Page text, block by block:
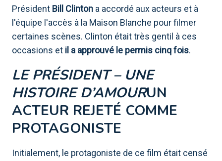
Président Bill Clinton a accordé aux acteurs et à
l'équipe l'accès à la Maison Blanche pour filmer
certaines scènes. Clinton était très gentil à ces
occasions et il a approuvé le permis cinq fois.
LE PRÉSIDENT – ​​UNE
HISTOIRE D’AMOURUN
ACTEUR REJETÉ COMME
PROTAGONISTE
Initialement, le protagoniste de ce film était censé